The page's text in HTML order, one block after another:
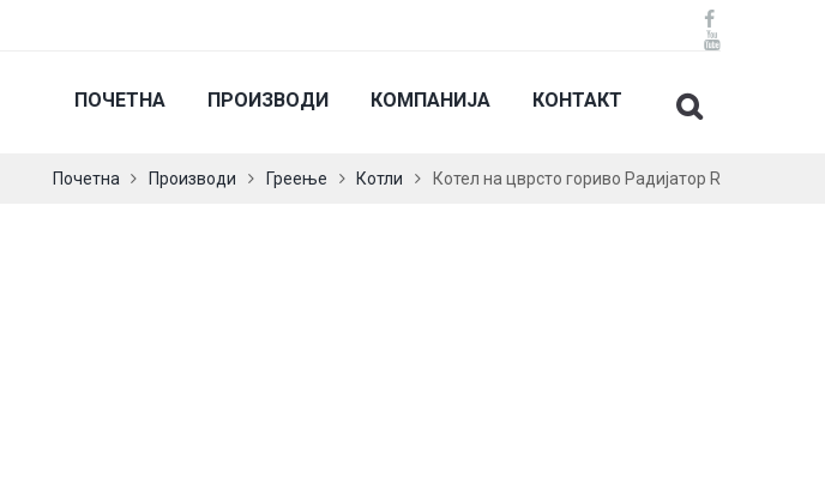
ПОЧЕТНА ПРОИЗВОДИ КОМПАНИЈА КОНТАКТ
Почетна Производи Греење Котли Котел на цврсто гориво Радијатор R